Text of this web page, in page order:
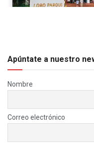
Apúntate a nuestro
Nombre
Correo electrónico